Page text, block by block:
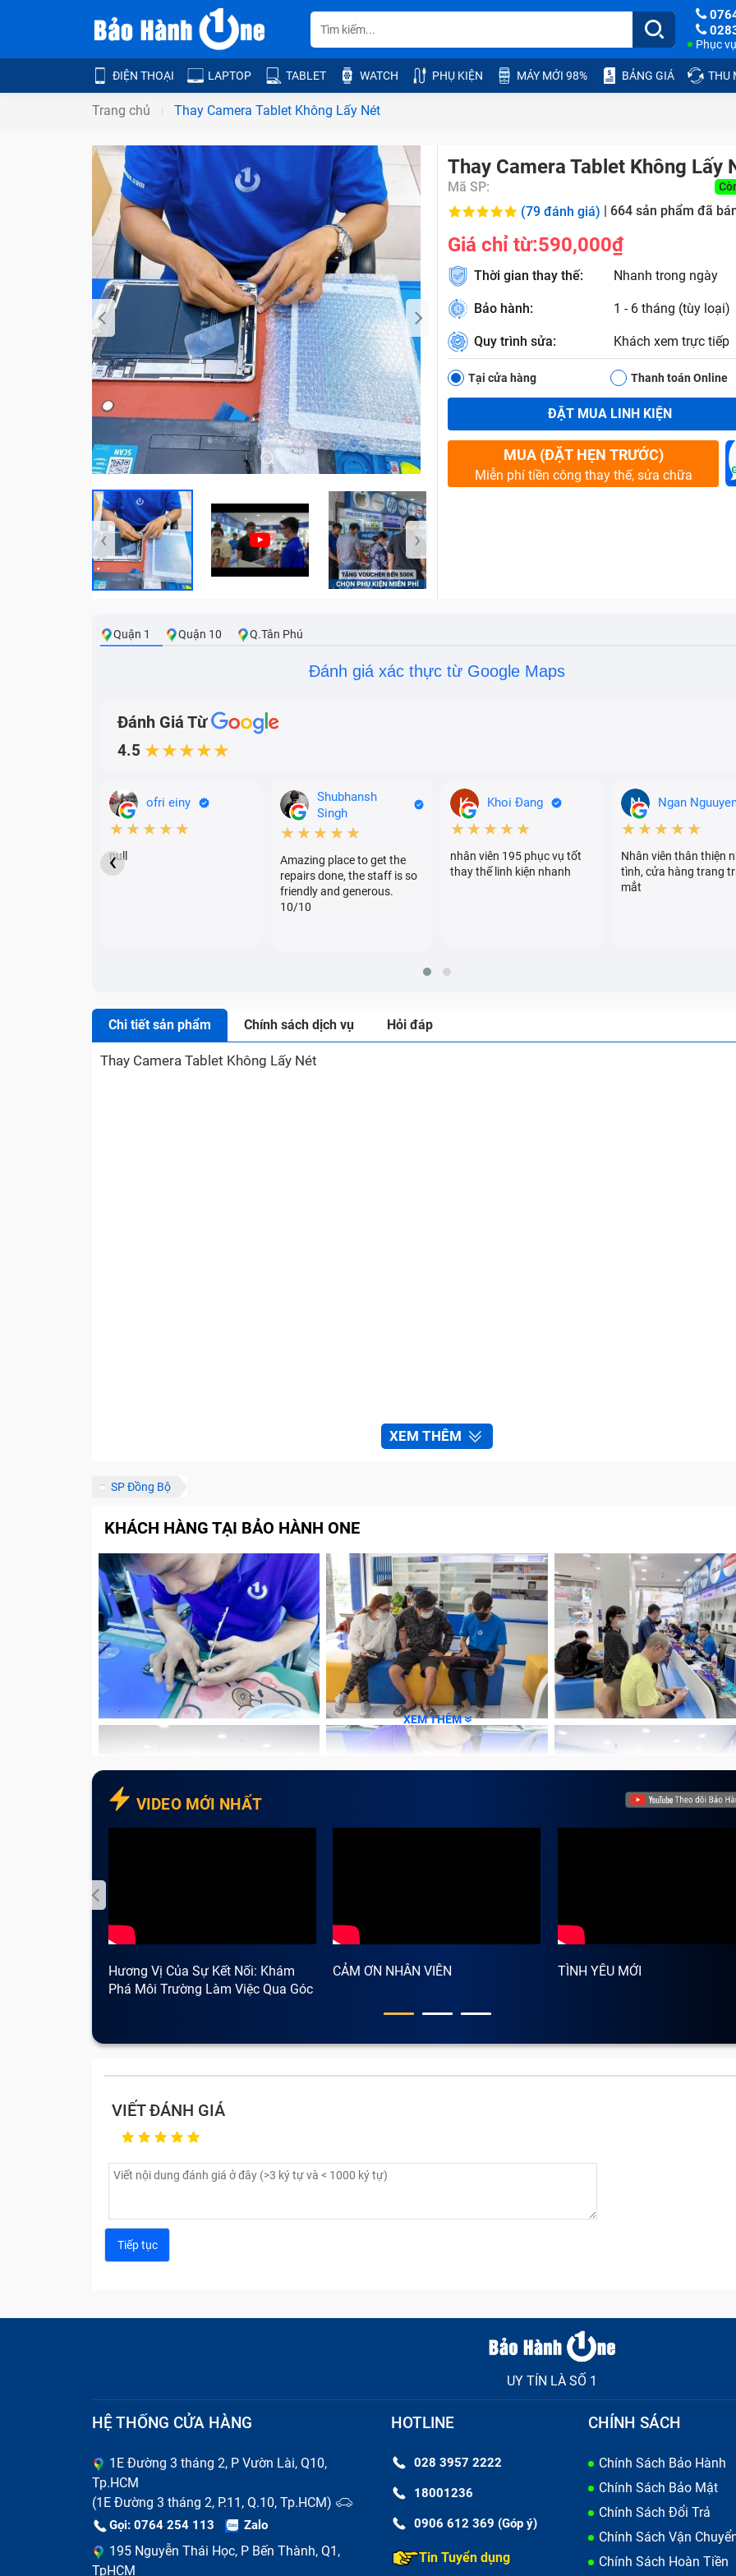
Phục
ĐIỆN THOẠI LAPTOP TABLET WATCH PHỤ KIỆN MÁY MỚI 98% BẢNG GIÁ THU
Trang chủ Thay Camera Tablet Không Lấy Nét
Bảo Hành One
‹ ›
Thay Camera Tablet Không Lấy
Mã SP:
(79 đánh giá) | 664 sản phẩm đã
Giá chỉ từ:590,000₫
Thời gian thay thế: Nhanh trong ngày
Bảo hành: 1 - 6 tháng (tùy loại)
Quy trình sửa: Khách xem trực tiếp
Tại cửa hàng Thanh toán Online
ĐẶT MUA LINH KIỆN
MUA (ĐẶT HẸN TRƯỚC)
Miễn phí tiền công thay thế, sửa chữa
Quận 1 Quận 10 Q.Tân Phú
Đánh giá xác thực từ Google Maps
Đánh Giá Từ
4.5 ★★★★★
ofri einy
★★★★★
null
Shubhansh
Singh
★★★★★
Amazing place to get the
repairs done, the staff is so
friendly and generous.
10/10
Khoi Đang
★★★★★
nhân viên 195 phục vụ tốt
thay thế linh kiện nhanh
Ngan
★★★★★
Nhân viên thân thiện
tình, cửa hàng trang
mắt
‹
Chi tiết sản phẩm Chính sách dịch vụ Hỏi đáp
Thay Camera Tablet Không Lấy Nét
XEM THÊM
SP Đồng Bộ
KHÁCH HÀNG TẠI BẢO HÀNH ONE
XEM THÊM
VIDEO MỚI NHẤT
Hương Vị Của Sự Kết Nối: Khám
Phá Môi Trường Làm Việc Qua Góc
CẢM ƠN NHÂN VIÊN TÌNH YÊU MỚI
VIẾT ĐÁNH GIÁ
UY TÍN LÀ SỐ 1
HỆ THỐNG CỬA HÀNG
1E Đường 3 tháng 2, P Vườn Lài, Q10,
Tp.HCM
(1E Đường 3 tháng 2, P.11, Q.10, Tp.HCM)
Gọi: 0764 254 113 Zalo
195 Nguyễn Thái Học, P Bến Thành, Q1,
TpHCM
HOTLINE
028 3957 2222
18001236
0906 612 369 (Góp ý)
Tin Tuyển dụng
CHÍNH SÁCH
Chính Sách Bảo Hành
Chính Sách Bảo Mật
Chính Sách Đổi Trả
Chính Sách Vận
Chính Sách Hoàn Tiền